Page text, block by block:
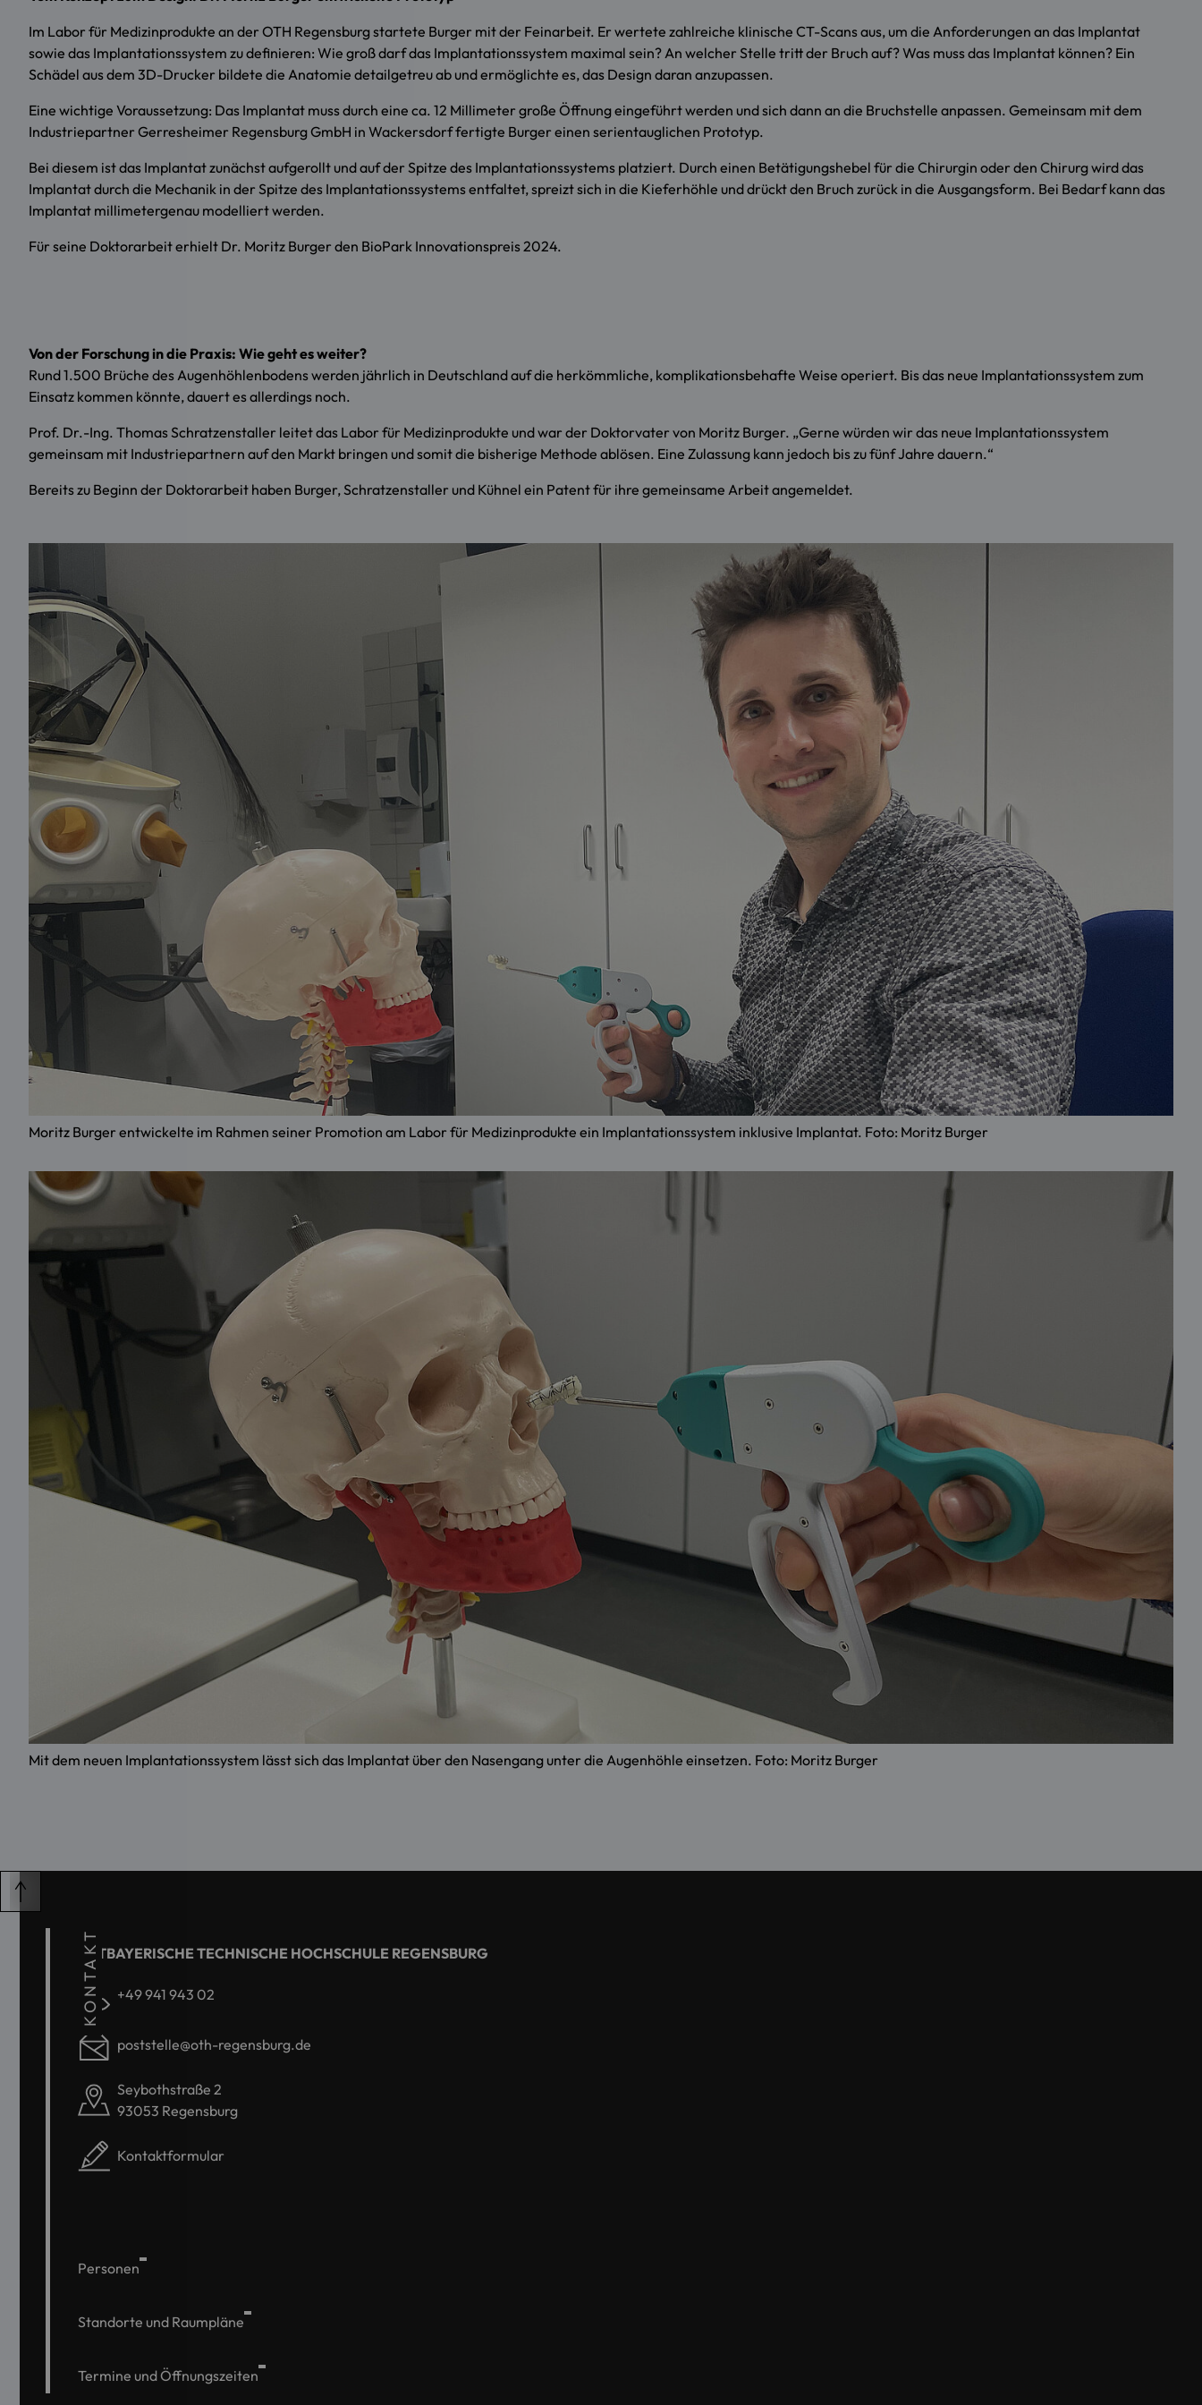
Im Labor für Medizinprodukte an der OTH Regensburg startete Burger mit der Feinarbeit. Er wertete zahlreiche klinische CT-Scans aus, um die Anforderungen an das Implantat
sowie das Implantationssystem zu definieren: Wie groß darf das Implantationssystem maximal sein? An welcher Stelle tritt der Bruch auf? Was muss das Implantat können? Ein
Schädel aus dem 3D-Drucker bildete die Anatomie detailgetreu ab und ermöglichte es, das Design daran anzupassen.
Eine wichtige Voraussetzung: Das Implantat muss durch eine ca. 12 Millimeter große Öffnung eingeführt werden und sich dann an die Bruchstelle anpassen. Gemeinsam mit dem
Industriepartner Gerresheimer Regensburg GmbH in Wackersdorf fertigte Burger einen serientauglichen Prototyp.
Bei diesem ist das Implantat zunächst aufgerollt und auf der Spitze des Implantationssystems platziert. Durch einen Betätigungshebel für die Chirurgin oder den Chirurg wird das
Implantat durch die Mechanik in der Spitze des Implantationssystems entfaltet, spreizt sich in die Kieferhöhle und drückt den Bruch zurück in die Ausgangsform. Bei Bedarf kann das
Implantat millimetergenau modelliert werden.
Für seine Doktorarbeit erhielt Dr. Moritz Burger den BioPark Innovationspreis 2024.
Von der Forschung in die Praxis: Wie geht es weiter?
Rund 1.500 Brüche des Augenhöhlenbodens werden jährlich in Deutschland auf die herkömmliche, komplikationsbehafte Weise operiert. Bis das neue Implantationssystem zum
Einsatz kommen könnte, dauert es allerdings noch.
Prof. Dr.-Ing. Thomas Schratzenstaller leitet das Labor für Medizinprodukte und war der Doktorvater von Moritz Burger. „Gerne würden wir das neue Implantationssystem
gemeinsam mit Industriepartnern auf den Markt bringen und somit die bisherige Methode ablösen. Eine Zulassung kann jedoch bis zu fünf Jahre dauern.“
Bereits zu Beginn der Doktorarbeit haben Burger, Schratzenstaller und Kühnel ein Patent für ihre gemeinsame Arbeit angemeldet.
Moritz Burger entwickelte im Rahmen seiner Promotion am Labor für Medizinprodukte ein Implantationssystem inklusive Implantat. Foto: Moritz Burger
Mit dem neuen Implantationssystem lässt sich das Implantat über den Nasengang unter die Augenhöhle einsetzen. Foto: Moritz Burger
KONTAKT
OSTBAYERISCHE TECHNISCHE HOCHSCHULE REGENSBURG
+49 941 943 02
poststelle@oth-regensburg.de
Seybothstraße 2
93053 Regensburg
Kontaktformular
Personen
Standorte und Raumpläne
Termine und Öffnungszeiten